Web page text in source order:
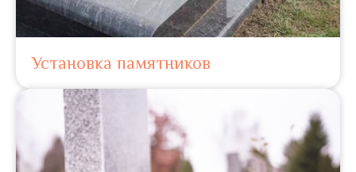
Установка памятников